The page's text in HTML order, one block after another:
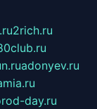
2rich.ru
adonyev.ru
day.ru